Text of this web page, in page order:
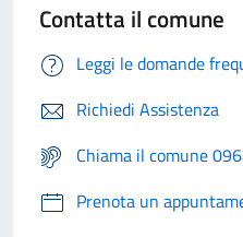
Contatta il comune
Leggi le domande
Richiedi Assistenza
Chiama il comune
Prenota un